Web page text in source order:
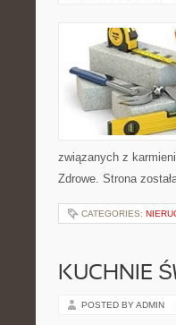
związanych z
Zdrowe. Strona
CATEGORIES:
KUCHNIE
POSTED BY ADMIN